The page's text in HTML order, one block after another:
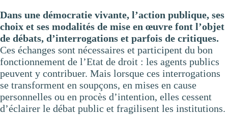
Dans une démocratie vivante, l’action publique, ses
choix et ses modalités de mise en œuvre font l’objet
de débats, d’interrogations et parfois de critiques.
Ces échanges sont nécessaires et participent du bon
fonctionnement de l’Etat de droit : les agents publics
peuvent y contribuer. Mais lorsque ces interrogations
se transforment en soupçons, en mises en cause
personnelles ou en procès d’intention, elles cessent
d’éclairer le débat public et fragilisent les institutions.